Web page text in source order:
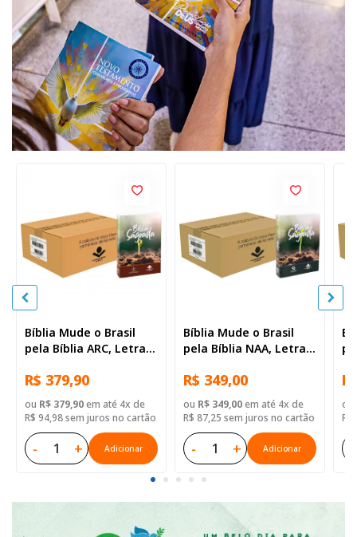
Bíblia Mude o Brasil
pela Bíblia ARC, Letra
— 52 Biblias
R$ 379,90
ou R$ 379,90em até 4x de
R$ 94,98 sem juros no cartão
- + Adicionar
Bíblia Mude o Brasil
pela Bíblia NAA, Letra
— Mude Brasil
R$ 349,00
ou R$ 349,00em até 4x de
R$ 87,25 sem juros no cartão
- + Adicionar
—
ou
R$